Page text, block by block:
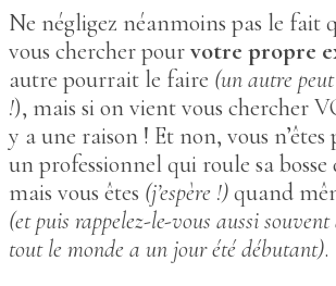
Ne négligez néanmoins pas le fait
vous chercher pourvotre propre
autre pourrait le faire (un autre
!), mais si on vient vous chercher
y a une raison ! Et non, vous n’êtes
un professionnel qui roule sa bosse
mais vous êtes (j’espère !)quand
(et puis rappelez-le-vous aussi souvent
tout le monde a un jour été débutant).